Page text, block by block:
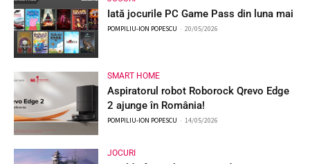
Iată jocurile PC Game Pass din luna mai
POMPILIU-ION POPESCU - 20/05/2026
SMART HOME
Aspiratorul robot Roborock Qrevo Edge
2 ajunge în România!
POMPILIU-ION POPESCU - 14/05/2026
JOCURI